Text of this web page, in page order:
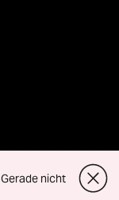
Gerade nicht